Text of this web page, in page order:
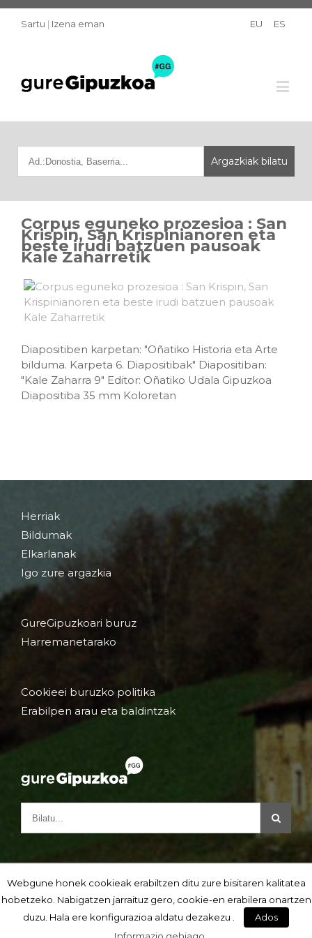
Sartu | Izena eman EU ES
Corpus eguneko prozesioa : San
Krispin, San Krispinianoren eta
beste irudi batzuen pausoak
Kale Zaharretik
Diapositiben karpetan: "Oñatiko Historia eta Arte
bilduma. Karpeta 6. Diapositibak" Diapositiban:
"Kale Zaharra 9" Editor: Oñatiko Udala Gipuzkoa
Diapositiba 35 mm Koloretan
Herriak
Bildumak
Elkarlanak
Igo zure argazkia
GureGipuzkoari buruz
Harremanetarako
Cookieei buruzko politika
Erabilpen arau eta baldintzak
Webgune honek cookieak erabiltzen ditu zure bisitaren kalitatea
hobetzeko. Nabigatzen jarraituz gero, cookie-en erabilera onartzen
duzu. Hala ere konfigurazioa aldatu dezakezu .
Ados